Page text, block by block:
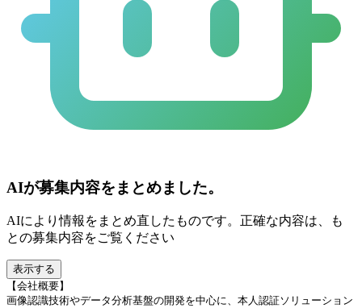
AIが募集内容をまとめました。
AIにより情報をまとめ直したものです。正確な内容は、も
との募集内容をご覧ください
表示する
【会社概要】
画像認識技術やデータ分析基盤の開発を中心に、本人認証ソリューション